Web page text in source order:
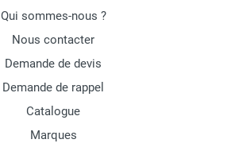
Qui sommes-nous ?
Nous contacter
Demande de devis
Demande de rappel
Catalogue
Marques